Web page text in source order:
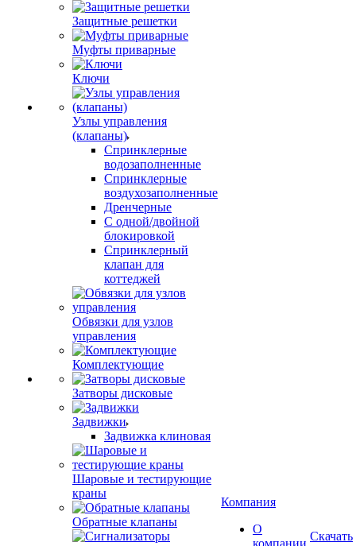
Защитные решетки
Муфты приварные
Ключи
Узлы управления
(клапаны)
Спринклерные
водозаполненные
Спринклерные
воздухозаполненные
Дренчерные
С одной/двойной
блокировкой
Спринклерный
клапан для
коттеджей
Обвязки для узлов
управления
Комплектующие
Затворы дисковые
Задвижки
Задвижка клиновая
Шаровые и тестирующие
краны
Обратные клапаны
Компания
О
компании
Скачать